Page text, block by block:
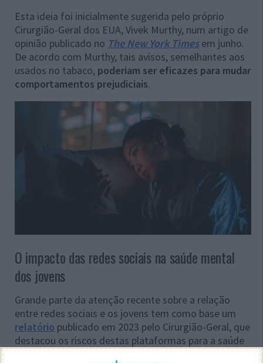
Esta ideia foi inicialmente sugerida pelo próprio
Cirurgião-Geral dos EUA, Vivek Murthy, num artigo de
opinião publicado no The New York Timesem junho.
De acordo com Murthy, tais avisos, semelhantes aos
usados no tabaco, poderiam ser eficazes para mudar
comportamentos prejudiciais.
O impacto das redes sociais na saúde mental
dos jovens
Grande parte da atenção recente sobre a relação
entre redes sociais e os jovens tem como base um
relatório publicado em 2023 pelo Cirurgião-Geral, que
destacou os riscos destas plataformas para a saúde